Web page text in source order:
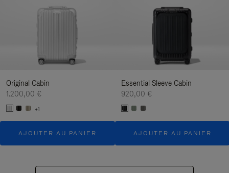
Original Cabin
1.200,00 €
+1
AJOUTER AU PANIER
Essential Sleeve Cabin
920,00 €
AJOUTER AU PANIER